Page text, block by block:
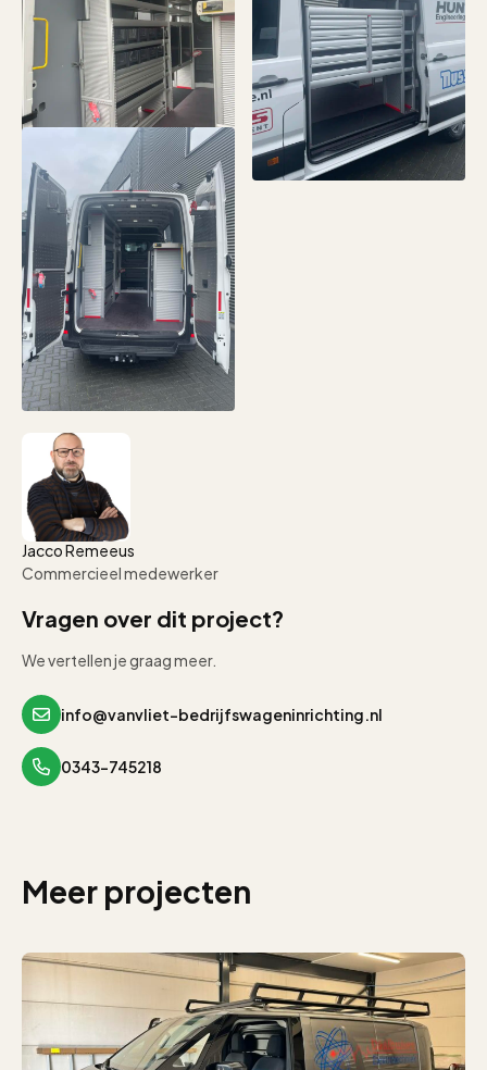
Jacco Remeeus
Commercieel medewerker
Vragen over dit project?
We vertellen je graag meer.
info@vanvliet-bedrijfswageninrichting.nl
0343-745218
Meer projecten